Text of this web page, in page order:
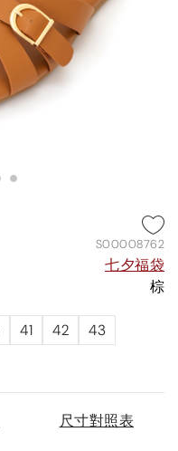
S00008762
七夕福袋
棕
41 42
43
尺寸對照表